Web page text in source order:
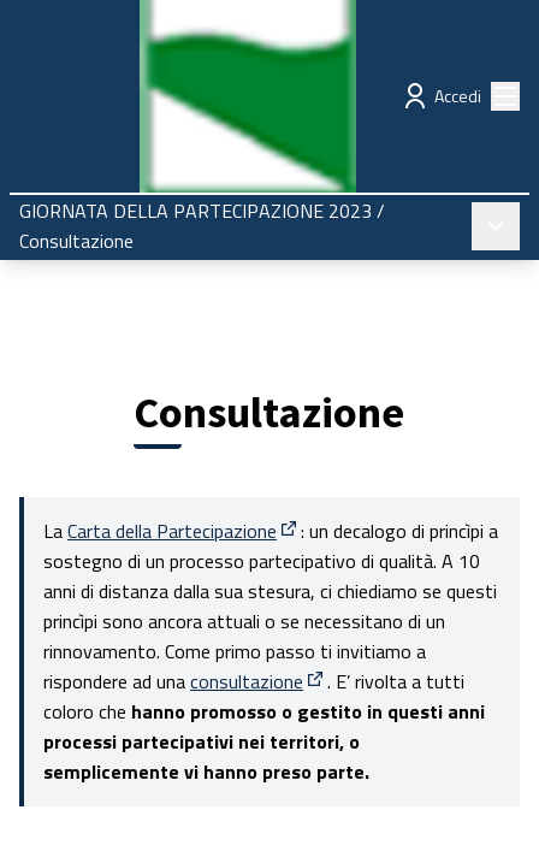
Regione Emilia-Romagna Partecipazione
Accedi
GIORNATA DELLA PARTECIPAZIONE 2023 /
Consultazione
Consultazione
LaCarta della Partecipazione
(Apre in una nuova scheda)
: un decalogo di princìpi a
sostegno di un processo partecipativo di qualità. A 10
anni di distanza dalla sua stesura, ci chiediamo se questi
princìpi sono ancora attuali o se necessitano di un
rinnovamento. Come primo passo ti invitiamo a
rispondere ad unaconsultazione
(Collegamento esterno)
. E’ rivolta a tutti
coloro che hanno promosso o gestito in questi anni
processi partecipativi nei territori, o
semplicemente vi hanno preso parte.